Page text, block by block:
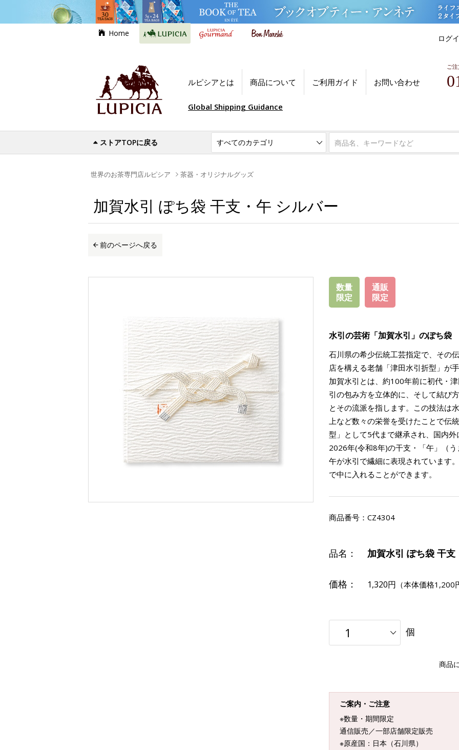
Home
ログ
ルピシアとは 商品について ご利用ガイド お問い合わせ
ご
Global Shipping Guidance
ストアTOPに戻る
世界のお茶専門店ルピシア 茶器・オリジナルグッズ
加賀水引 ぽち袋 干支・午 シルバー
前のページへ戻る
数量
限定
通販
限定
水引の芸術「加賀水引」のぽち袋
石川県の希少伝統工芸指定で、その
店を構える老舗「津田水引折型」が
加賀水引とは、約100年前に初代・
引の包み方を立体的に、そして結び
とその流派を指します。この技法は
上など数々の栄誉を受けたことで伝
型」として5代まで継承され、国内
2026年(令和8年)の干支・「午」（
午が水引で繊細に表現されています
で中に入れることができます。
商品番号： CZ4304
品名： 加賀水引 ぽち袋 干
価格： 1,320円 （本体価格1,200
個
商品
ご案内・ご注意
※数量・期間限定
通信販売／一部店舗限定販売
※原産国：日本（石川県）